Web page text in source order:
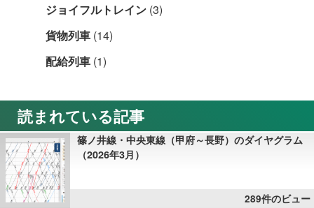
ジョイフルトレイン (3)
貨物列車 (14)
配給列車 (1)
読まれている記事
篠ノ井線・中央東線（甲府～長野）のダイヤグラム
（2026年3月）
289件のビュー